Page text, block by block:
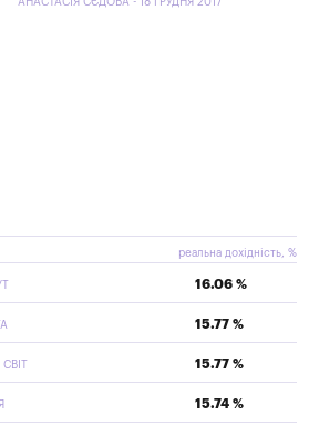
реальна дохідність, %
16.06 %
15.77 %
15.77 %
15.74 %